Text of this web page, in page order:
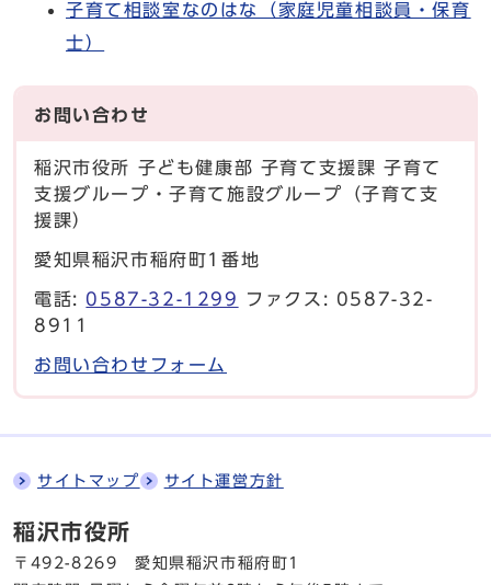
子育て相談室なのはな（家庭児童相談員・保育
士）
お問い合わせ
稲沢市役所 子ども健康部 子育て支援課 子育て
支援グループ・子育て施設グループ（子育て支
援課）
愛知県稲沢市稲府町1番地
電話: 0587-32-1299
ファクス: 0587-32-
8911
お問い合わせフォーム
サイトマップ サイト運営方針
稲沢市役所
〒492-8269 愛知県稲沢市稲府町1